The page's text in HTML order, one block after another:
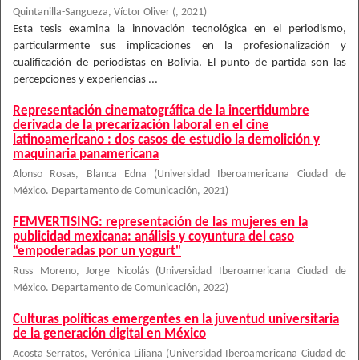
Quintanilla-Sangueza, Víctor Oliver (, 2021)
Esta tesis examina la innovación tecnológica en el periodismo,
particularmente sus implicaciones en la profesionalización y
cualificación de periodistas en Bolivia. El punto de partida son las
percepciones y experiencias ...
Representación cinematográfica de la incertidumbre
derivada de la precarización laboral en el cine
latinoamericano : dos casos de estudio la demolición y
maquinaria panamericana
Alonso Rosas, Blanca Edna (Universidad Iberoamericana Ciudad de
México. Departamento de Comunicación, 2021)
FEMVERTISING: representación de las mujeres en la
publicidad mexicana: análisis y coyuntura del caso
“empoderadas por un yogurt"
Russ Moreno, Jorge Nicolás (Universidad Iberoamericana Ciudad de
México. Departamento de Comunicación, 2022)
Culturas políticas emergentes en la juventud universitaria
de la generación digital en México
Acosta Serratos, Verónica Liliana (Universidad Iberoamericana Ciudad de